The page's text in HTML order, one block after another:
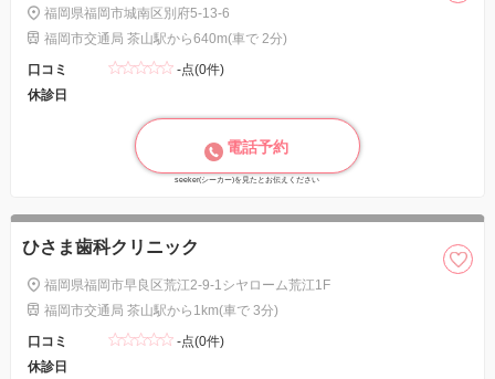
福岡県福岡市城南区別府5-13-6
福岡市交通局 茶山駅から640m(車で 2分)
口コミ
-点(0件)
休診日
電話予約
seeker(シーカー)を見たとお伝えください
ひさま歯科クリニック
福岡県福岡市早良区荒江2-9-1シヤローム荒江1F
福岡市交通局 茶山駅から1km(車で 3分)
口コミ
-点(0件)
休診日